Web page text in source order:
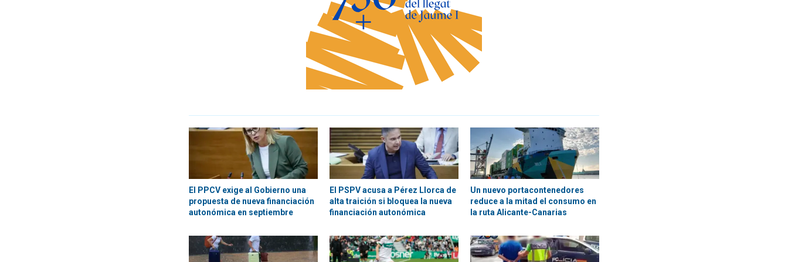
El PPCV exige al Gobierno una
propuesta de nueva financiación
autonómica en septiembre
El PSPV acusa a Pérez Llorca de
alta traición si bloquea la nueva
financiación autonómica
Un nuevo portacontenedores
reduce a la mitad el consumo en
la ruta Alicante-Canarias